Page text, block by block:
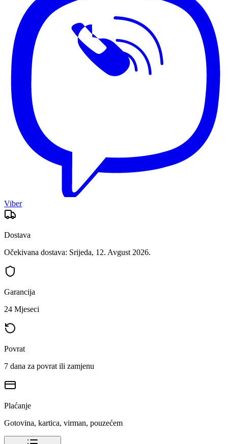
Viber
Dostava
Očekivana dostava: Srijeda, 12. Avgust 2026.
Garancija
24 Mjeseci
Povrat
7 dana za povrat ili zamjenu
Plaćanje
Gotovina, kartica, virman, pouzećem